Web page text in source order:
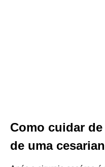
Como cuidar
de uma